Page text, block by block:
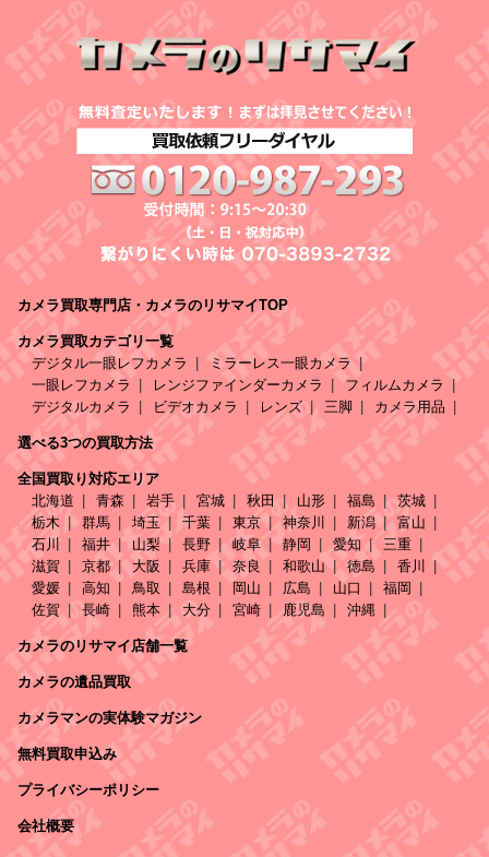
カメラ買取専門店・カメラのリサマイTOP
カメラ買取カテゴリ一覧
デジタル一眼レフカメラ
ミラーレス一眼カメラ
一眼レフカメラ
レンジファインダーカメラ
フィルムカメラ
デジタルカメラ
ビデオカメラ レンズ 三脚 カメラ用品
選べる3つの買取方法
全国買取り対応エリア
北海道
青森 岩手 宮城 秋田 山形 福島
茨城
栃木
群馬 埼玉 千葉 東京 神奈川 新潟
富山
石川
福井 山梨 長野 岐阜 静岡 愛知
三重
滋賀
京都 大阪 兵庫 奈良 和歌山 徳島
香川
愛媛
高知 鳥取 島根 岡山 広島 山口
福岡
佐賀
長崎 熊本 大分 宮崎 鹿児島 沖縄
カメラのリサマイ店舗一覧
カメラの遺品買取
カメラマンの実体験マガジン
無料買取申込み
プライバシーポリシー
会社概要